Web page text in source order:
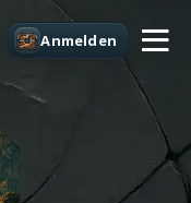
Anmelden